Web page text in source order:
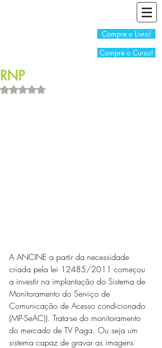
Compre o Livro!
Compre o Curso!
RNP
Avaliado com NaN de 5 estrelas.
A ANCINE a partir da necessidade
criada pela lei 12485/2011 começou
a investir na implantação do Sistema de
Monitoramento do Serviço de
Comunicação de Acesso condicionado
(MP-SeAC)). Trata-se do monitoramento
do mercado de TV Paga. Ou seja um
sistema capaz de gravar as imagens